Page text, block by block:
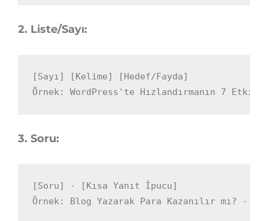
2. Liste/Sayı:
[Sayı] [Kelime] [Hedef/Fayda]
Örnek: WordPress'te Hızlandırmanın 7 Etkili
3. Soru:
[Soru] - [Kısa Yanıt İpucu]
Örnek: Blog Yazarak Para Kazanılır mı? -